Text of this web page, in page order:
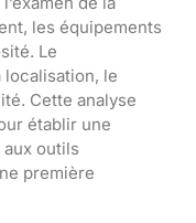
les équipements
Le
le
Cette analyse
établir une
outils
première